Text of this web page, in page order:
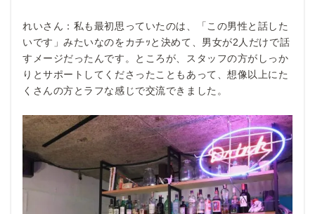
れいさん：私も最初思っていたのは、「この男性と話した
いです」みたいなのをカチｯと決めて、男女が2人だけで話
すメージだったんです。ところが、スタッフの方がしっか
りとサポートしてくださったこともあって、想像以上にた
くさんの方とラフな感じで交流できました。